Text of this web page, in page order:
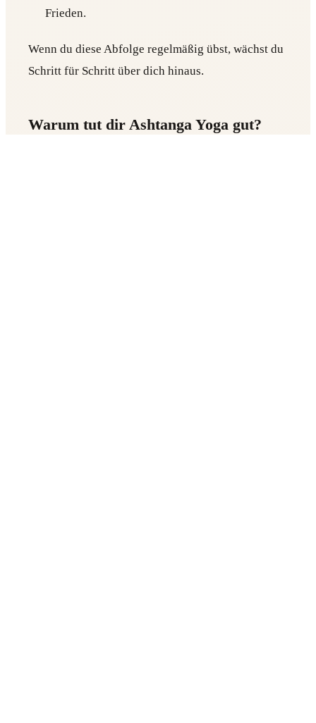
Frieden.
Wenn du diese Abfolge regelmäßig übst, wächst du
Schritt für Schritt über dich hinaus.
Warum tut dir Ashtanga Yoga gut?